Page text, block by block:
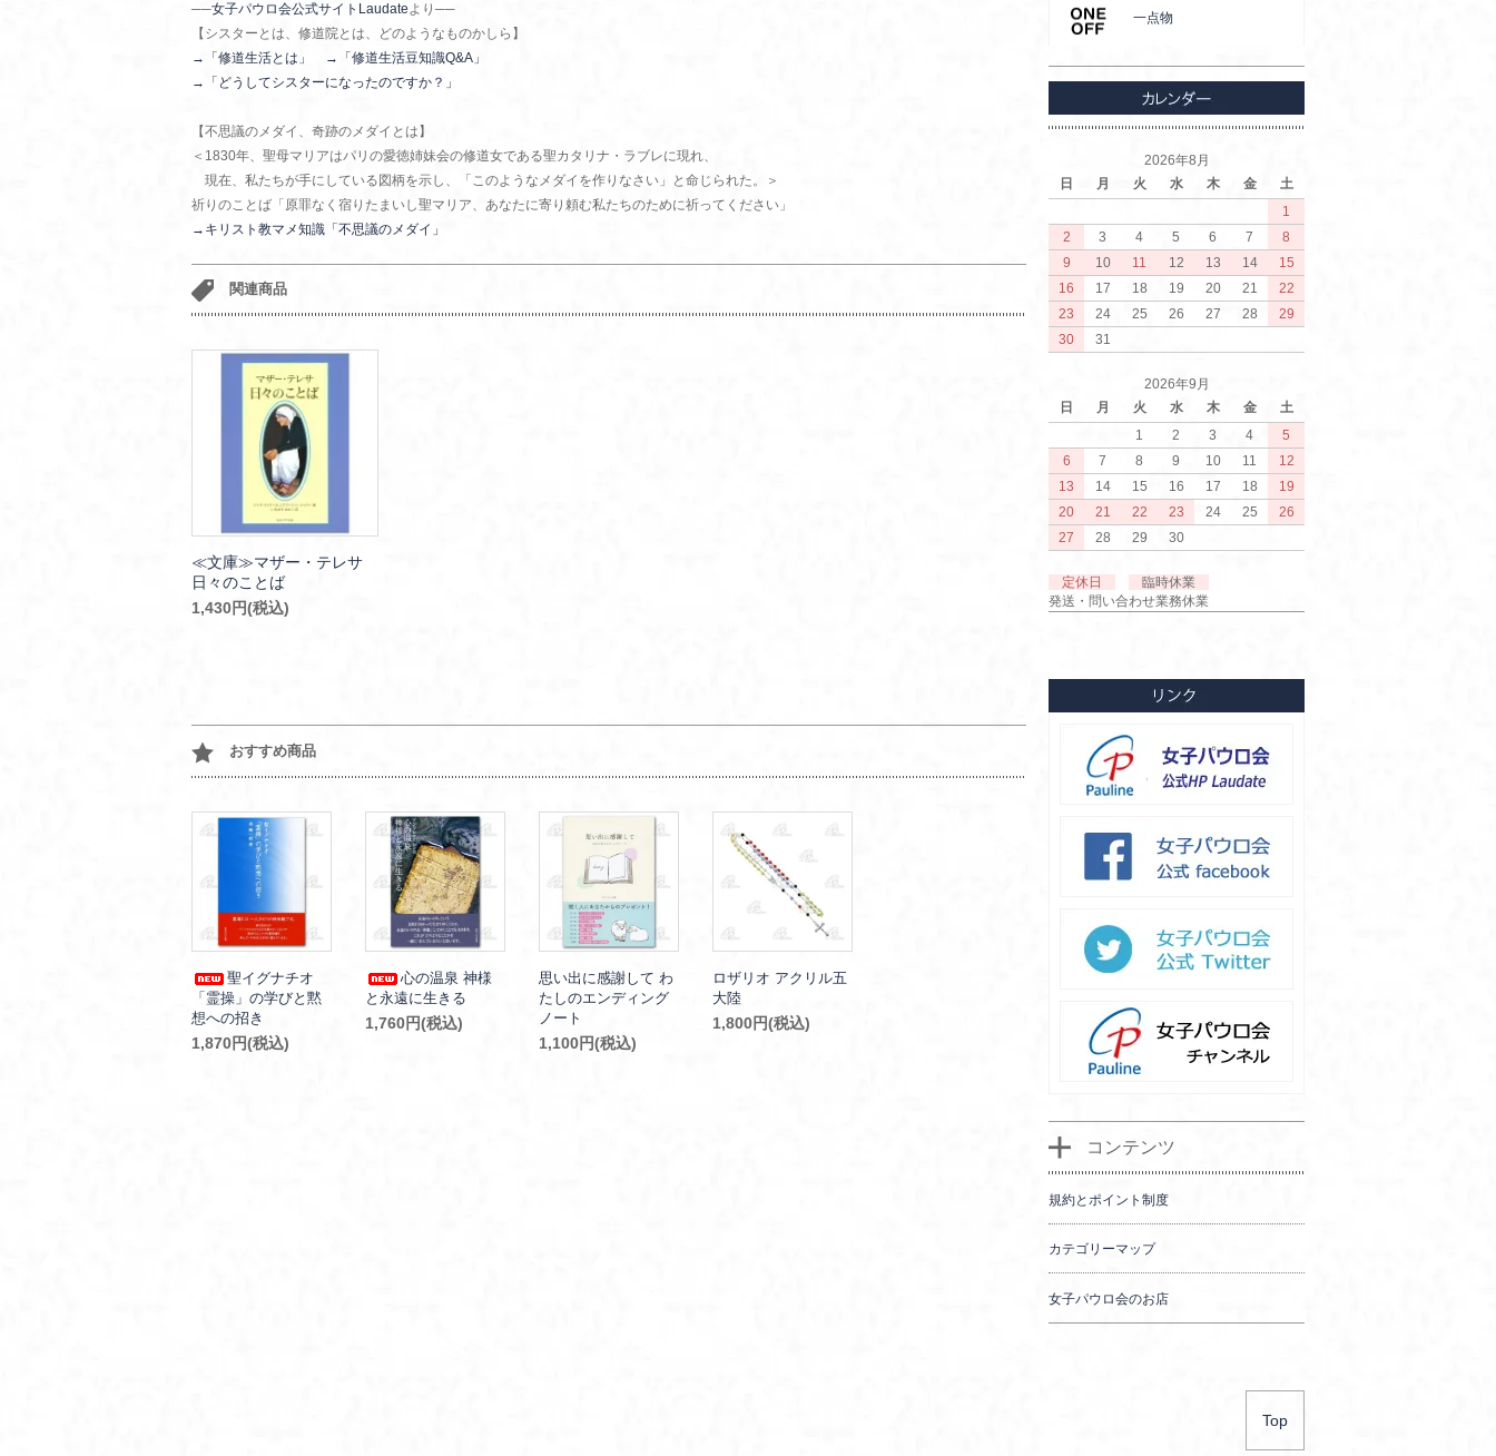
──女子パウロ会公式サイトLaudateより──
【シスターとは、修道院とは、どのようなものかしら】
→「修道生活とは」
→「修道生活豆知識Q&A」
→「どうしてシスターになったのですか？」
【不思議のメダイ、奇跡のメダイとは】
＜1830年、聖母マリアはパリの愛徳姉妹会の修道女である聖カタリナ・ラブレに現れ、
現在、私たちが手にしている図柄を示し、「このようなメダイを作りなさい」と命じられた。＞
祈りのことば「原罪なく宿りたまいし聖マリア、あなたに寄り頼む私たちのために祈ってください」
→キリスト教マメ知識「不思議のメダイ」
関連商品
≪文庫≫マザー・テレサ
日々のことば
1,430円(税込)
おすすめ商品
聖イグナチオ
「霊操」の学びと黙
想への招き
1,870円(税込)
心の温泉 神様
と永遠に生きる
1,760円(税込)
思い出に感謝して わ
たしのエンディング
ノート
1,100円(税込)
ロザリオ アクリル五
大陸
1,800円(税込)
一点物
2026年8月
日
月 火 水 木 金
土
1
2
3 4 5 6 7
8
9
10 11 12 13 14
15
16
17 18 19 20 21
22
23
24 25 26 27 28
29
30
31
2026年9月
日
月 火 水 木 金
土
1
2 3 4
5
6
7 8 9 10 11
12
13
14 15 16 17 18
19
20
21 22 23 24 25
26
27
28 29 30
定休日
臨時休業
発送・問い合わせ業務休業
コンテンツ
規約とポイント制度
カテゴリーマップ
女子パウロ会のお店
Top